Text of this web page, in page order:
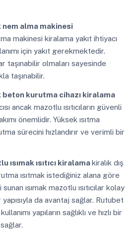
nem alma makinesi
makinesi kiralama yakıt ihtiyacı
için yakıt gerekmektedir.
taşınabilir olmaları sayesinde
taşınabilir.
beton kurutma cihazı kiralama
ancak mazotlu ısıtıcıların güvenli
önemlidir. Yüksek ısıtma
sürecini hızlandırır ve verimli bir
ısımak ısıtıcı kiralamakiralık dış
ısıtmak istediğiniz alana göre
ısımak mazotlu ısıtıcılar kolay
yapısıyla da avantaj sağlar. Rutubet
yapıların sağlıklı ve hızlı bir